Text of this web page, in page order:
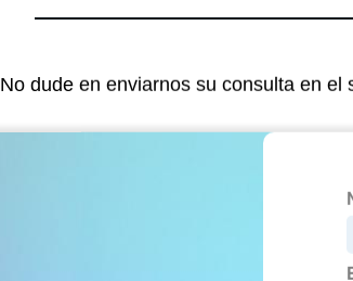
No dude en enviarnos su consulta en